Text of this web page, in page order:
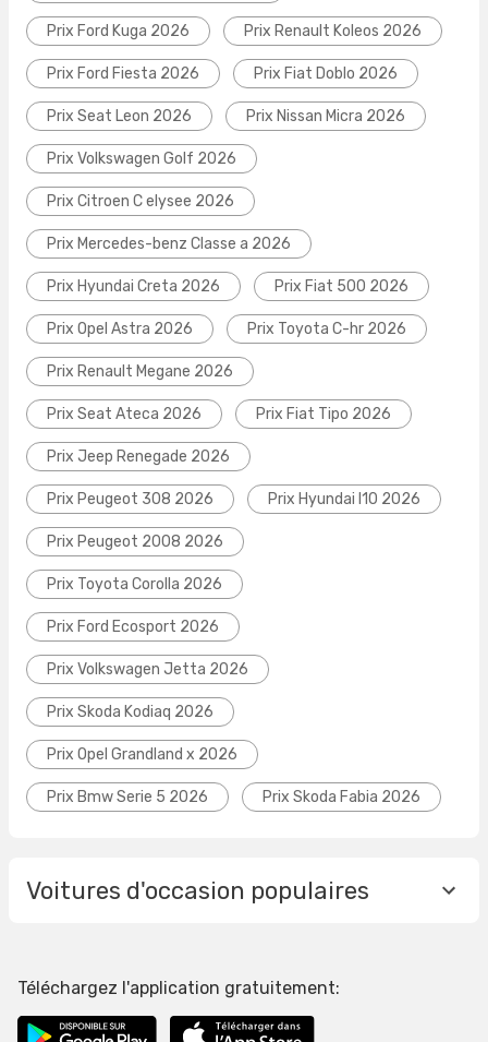
Prix Ford Kuga 2026 Prix Renault Koleos 2026
Prix Ford Fiesta 2026 Prix Fiat Doblo 2026
Prix Seat Leon 2026 Prix Nissan Micra 2026
Prix Volkswagen Golf 2026
Prix Citroen C elysee 2026
Prix Mercedes-benz Classe a 2026
Prix Hyundai Creta 2026 Prix Fiat 500 2026
Prix Opel Astra 2026 Prix Toyota C-hr 2026
Prix Renault Megane 2026
Prix Seat Ateca 2026 Prix Fiat Tipo 2026
Prix Jeep Renegade 2026
Prix Peugeot 308 2026 Prix Hyundai I10 2026
Prix Peugeot 2008 2026
Prix Toyota Corolla 2026
Prix Ford Ecosport 2026
Prix Volkswagen Jetta 2026
Prix Skoda Kodiaq 2026
Prix Opel Grandland x 2026
Prix Bmw Serie 5 2026 Prix Skoda Fabia 2026
Voitures d'occasion populaires
Téléchargez l'application gratuitement: